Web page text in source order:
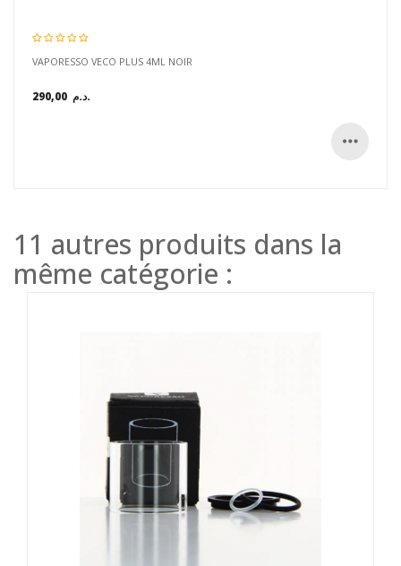
VAPORESSO VECO PLUS 4ML NOIR
290,00 د.م.
11 autres produits dans la
même catégorie :